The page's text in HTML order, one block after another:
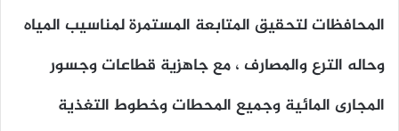
المحافظات لتحقيق المتابعة المستمرة لمناسيب المياه
وحاله الترع والمصارف ، مع جاهزية قطاعات وجسور
المجارى المائية وجميع المحطات وخطوط التغذية